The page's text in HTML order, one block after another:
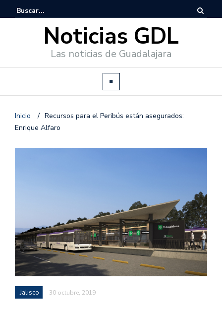
Noticias GDL
Las noticias de Guadalajara
Inicio / Recursos para el Peribús están asegurados:
Enrique Alfaro
Jalisco 30 octubre, 2019